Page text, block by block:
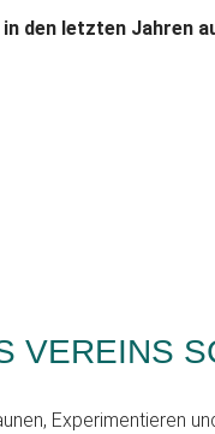
den letzten Jahren
VEREINS
Experimentieren